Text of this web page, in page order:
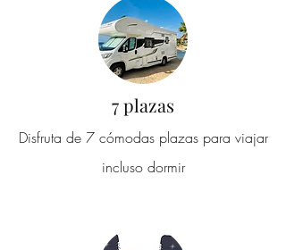
7 plazas
Disfruta de 7 cómodas plazas para viajar
incluso dormir